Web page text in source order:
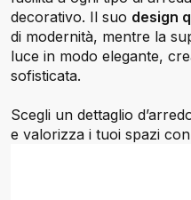
decorativo. Il suo design
di modernità, mentre la
luce in modo elegante,
sofisticata.
Scegli un dettaglio
e valorizza i tuoi spazi